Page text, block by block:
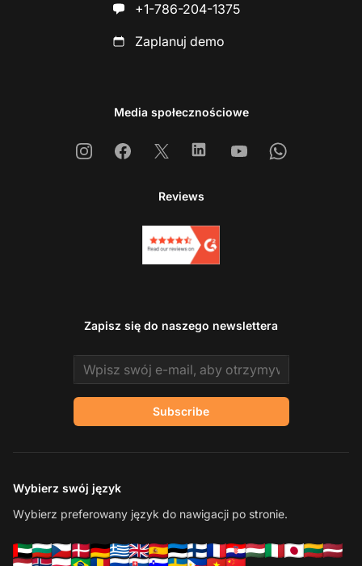
+1-786-204-1375
Zaplanuj demo
Media społecznościowe
InstagramFacebook
X LinkedinYoutubeWhatsapp
Reviews
Zapisz się do naszego newslettera
Email address
Subscribe
Wybierz swój język
Wybierz preferowany język do nawigacji po stronie.